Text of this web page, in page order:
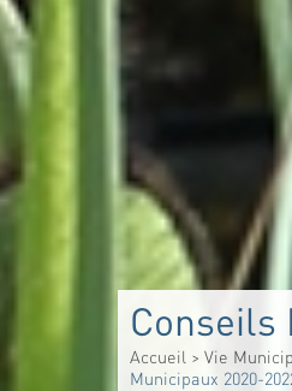
Conseils
Accueil > Vie
Municipaux 2020-